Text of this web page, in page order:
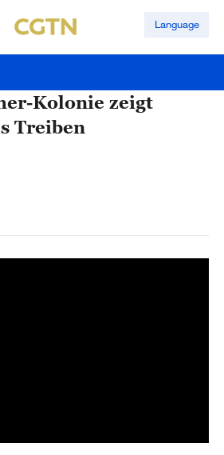
Language
Kolonie zeigt
Treiben